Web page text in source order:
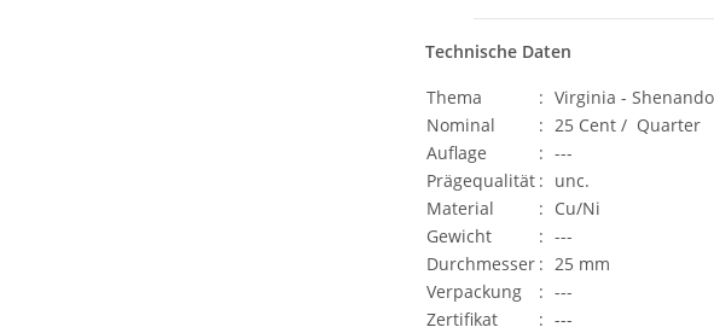
Technische Daten
Thema
: Virginia -
Nominal
: 25 Cent / Quarter
Auflage
: ---
Prägequalität : unc.
Material
: Cu/Ni
Gewicht
: ---
Durchmesser : 25 mm
Verpackung
: ---
Zertifikat
: ---